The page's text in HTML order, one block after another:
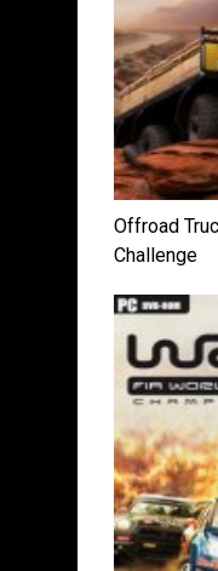
Offroad
Challenge